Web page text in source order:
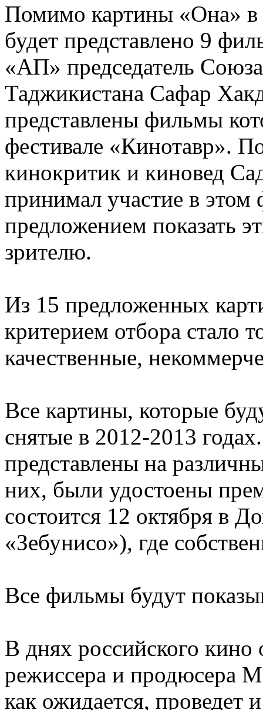
Помимо картины «Она» в
будет представлено 9
«АП» председатель
Таджикистана Сафар
представлены фильмы
фестивале «Кинотавр».
кинокритик и киновед
принимал участие в этом
предложением показать
зрителю.
Из 15 предложенных
критерием отбора стало
качественные,
Все картины, которые
снятые в 2012-2013
представлены на
них, были удостоены
состоится 12 октября в
«Зебунисо»), где
Все фильмы будут
В днях российского кино
режиссера и продюсера
как ожидается, проведет